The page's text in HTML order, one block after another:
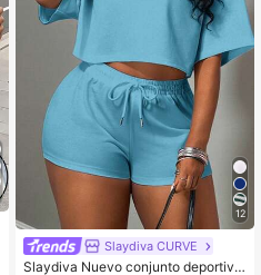
12
Slaydiva CURVE
Slaydiva Nuevo conjunto deportivo